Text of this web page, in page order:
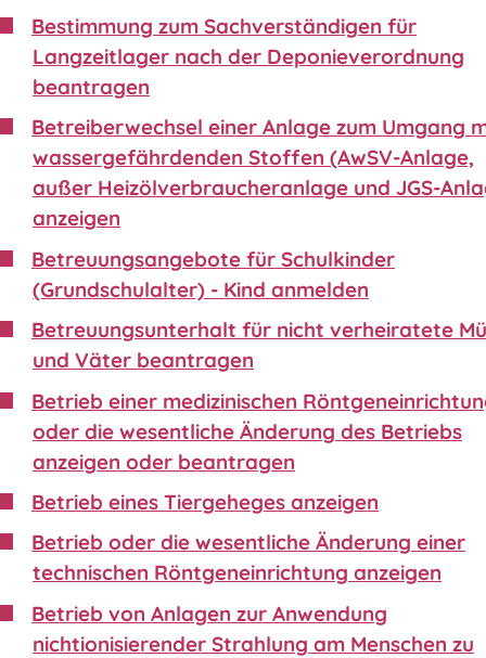
Bestimmung zum Sachverständigen für
Langzeitlager nach der Deponieverordnung
beantragen
Betreiberwechsel einer Anlage zum Umgang
wassergefährdenden Stoffen (AwSV-Anlage,
außer Heizölverbraucheranlage und JGS-
anzeigen
Betreuungsangebote für Schulkinder
(Grundschulalter) - Kind anmelden
Betreuungsunterhalt für nicht verheiratete
und Väter beantragen
Betrieb einer medizinischen
oder die wesentliche Änderung des Betriebs
anzeigen oder beantragen
Betrieb eines Tiergeheges anzeigen
Betrieb oder die wesentliche Änderung einer
technischen Röntgeneinrichtung anzeigen
Betrieb von Anlagen zur Anwendung
nichtionisierender Strahlung am Menschen zu